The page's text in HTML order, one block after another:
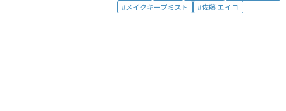
メイクキープミスト
佐藤 エイコ